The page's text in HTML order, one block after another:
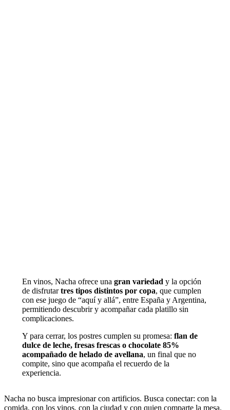
En vinos, Nacha ofrece una gran variedad y la opción
de disfrutartres tipos distintos por copa, que cumplen
con ese juego de “aquí y allá”, entre España y Argentina,
permitiendo descubrir y acompañar cada platillo sin
complicaciones.
Y para cerrar, los postres cumplen su promesa: flan de
dulce de leche, fresas frescas o chocolate 85%
acompañado de helado de avellana, un final que no
compite, sino que acompaña el recuerdo de la
experiencia.
Nacha no busca impresionar con artificios. Busca conectar: con la
comida, con los vinos, con la ciudad y con quien comparte la mesa.